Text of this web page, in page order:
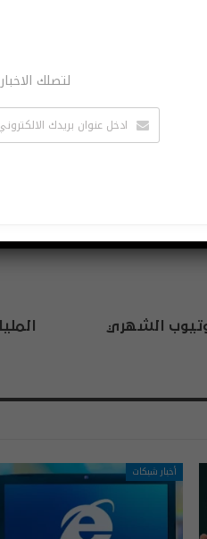
اشتراك مجاني
لتصلك الاخبار وللمشاركة في
الشهري
أخبار شبكات
لتصلك